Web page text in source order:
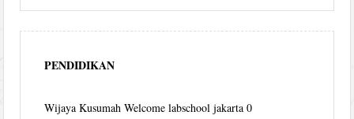
PENDIDIKAN
Wijaya Kusumah Welcome labschool jakarta 0